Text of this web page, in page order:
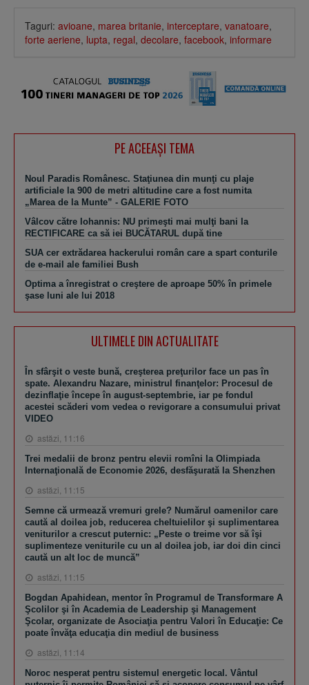
Taguri: avioane, marea britanie, interceptare, vanatoare,
forte aeriene, lupta, regal, decolare, facebook, informare
PE ACEEAŞI TEMA
Noul Paradis Românesc. Staţiunea din munţi cu plaje
artificiale la 900 de metri altitudine care a fost numita
„Marea de la Munte” - GALERIE FOTO
Vâlcov către Iohannis: NU primeşti mai mulţi bani la
RECTIFICARE ca să iei BUCĂTARUL după tine
SUA cer extrădarea hackerului român care a spart conturile
de e-mail ale familiei Bush
Optima a înregistrat o creştere de aproape 50% în primele
şase luni ale lui 2018
ULTIMELE DIN ACTUALITATE
În sfârşit o veste bună, creşterea preţurilor face un pas în
spate. Alexandru Nazare, ministrul finanţelor: Procesul de
dezinflaţie începe în august-septembrie, iar pe fondul
acestei scăderi vom vedea o revigorare a consumului privat
VIDEO
astăzi, 11:16
Trei medalii de bronz pentru elevii romîni la Olimpiada
Internaţională de Economie 2026, desfăşurată la Shenzhen
astăzi, 11:15
Semne că urmează vremuri grele? Numărul oamenilor care
caută al doilea job, reducerea cheltuielilor şi suplimentarea
veniturilor a crescut puternic: „Peste o treime vor să îşi
suplimenteze veniturile cu un al doilea job, iar doi din cinci
caută un alt loc de muncă”
astăzi, 11:15
Bogdan Apahidean, mentor în Programul de Transformare A
Şcolilor şi în Academia de Leadership şi Management
Şcolar, organizate de Asociaţia pentru Valori în Educaţie: Ce
poate învăţa educaţia din mediul de business
astăzi, 11:14
Noroc nesperat pentru sistemul energetic local. Vântul